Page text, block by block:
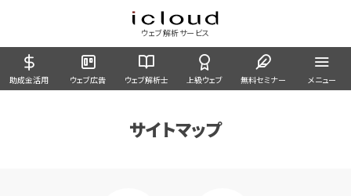
ウェブ解析サービス
助成金活用 ウェブ広告 ウェブ解析士 上級ウェブ 無料セミナー メニュー
サイトマップ